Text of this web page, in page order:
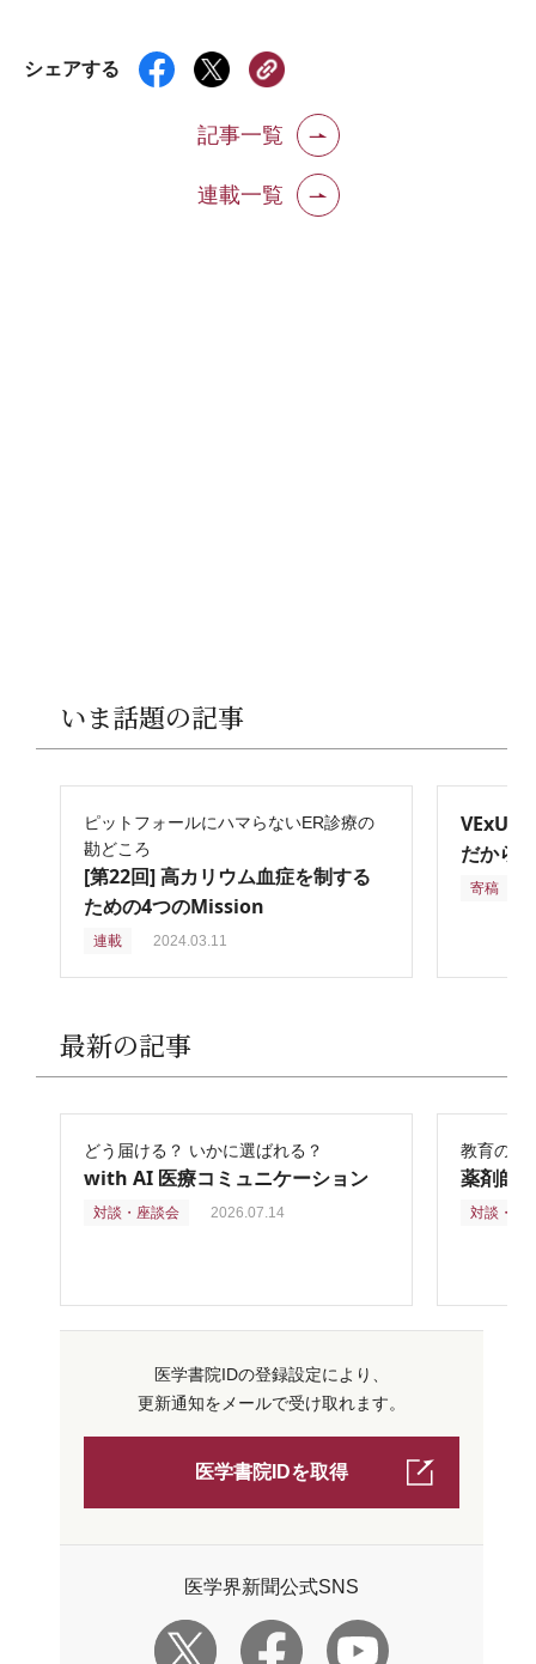
シェアする
記事一覧
連載一覧
いま話題の記事
ピットフォールにハマらないER診療の
勘どころ
[第22回] 高カリウム血症を制する
ための4つのMission
連載 2024.03.11
VExUS
だから
寄稿
最新の記事
どう届ける？ いかに選ばれる？
with AI 医療コミュニケーション
対談・座談会 2026.07.14
教育の再
薬剤師
対談・座
医学書院IDの登録設定により、
更新通知をメールで受け取れます。
医学書院IDを取得
医学界新聞公式SNS